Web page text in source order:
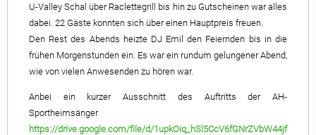
U-Valley Schal über Raclettegrill bis hin zu Gutscheinen war alles
dabei. 22 Gäste konnten sich über einen Hauptpreis freuen.
Den Rest des Abends heizte DJ Emil den Feiernden bis in die
frühen Morgenstunden ein. Es war ein rundum gelungener Abend,
wie von vielen Anwesenden zu hören war.
Anbei ein kurzer Ausschnitt des Auftritts der AH-
Sportheimsänger
https://drive.google.com/file/d/1upkOiq_hSl5CcV6fGNrZVbW44jf